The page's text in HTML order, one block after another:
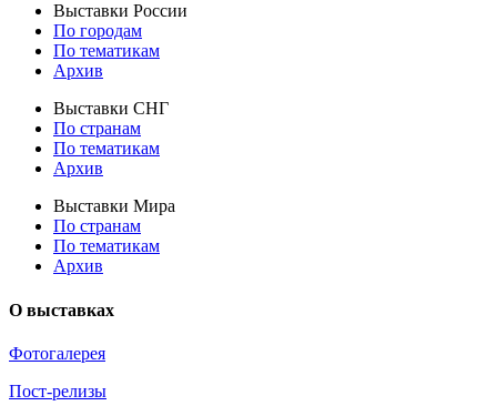
Выставки России
По городам
По тематикам
Архив
Выставки СНГ
По странам
По тематикам
Архив
Выставки Мира
По странам
По тематикам
Архив
О выставках
Фотогалерея
Пост-релизы